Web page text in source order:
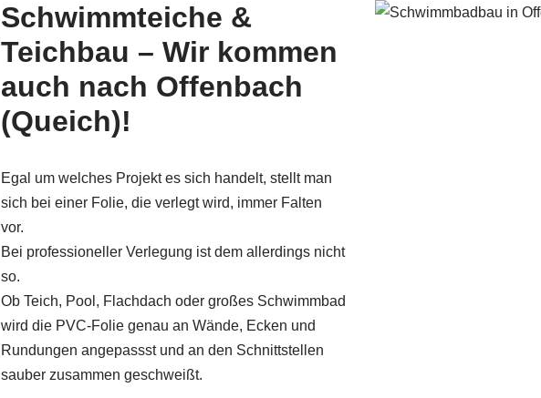
Schwimmteiche &
Teichbau – Wir kommen
auch nach Offenbach
(Queich)!
Egal um welches Projekt es sich handelt, stellt man
sich bei einer Folie, die verlegt wird, immer Falten
vor.
Bei professioneller Verlegung ist dem allerdings nicht
so.
Ob Teich, Pool, Flachdach oder großes Schwimmbad
wird die PVC-Folie genau an Wände, Ecken und
Rundungen angepassst und an den Schnittstellen
sauber zusammen geschweißt.